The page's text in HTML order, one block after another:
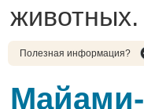
животных.
Полезная информация?